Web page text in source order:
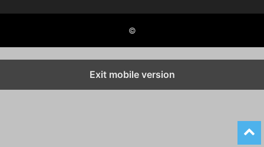
©
Exit mobile version